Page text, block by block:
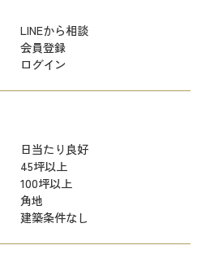
LINEから相談
会員登録
ログイン
日当たり良好
45坪以上
100坪以上
角地
建築条件なし